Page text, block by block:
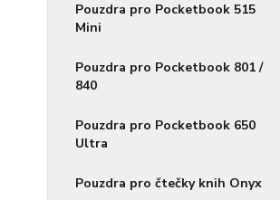
Pouzdra pro Pocketbook 515
Mini
Pouzdra pro Pocketbook 801 /
840
Pouzdra pro Pocketbook 650
Ultra
Pouzdra pro čtečky knih Onyx